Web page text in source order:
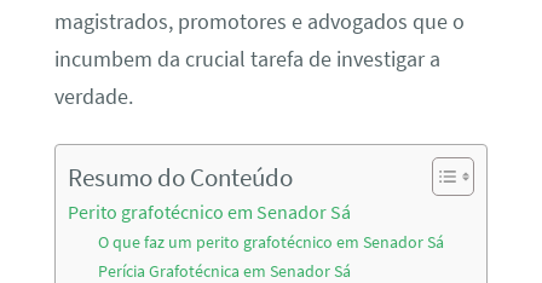
magistrados, promotores e advogados que o
incumbem da crucial tarefa de investigar a
verdade.
Resumo do Conteúdo
Perito grafotécnico em Senador Sá
O que faz um perito grafotécnico em Senador Sá
Perícia Grafotécnica em Senador Sá